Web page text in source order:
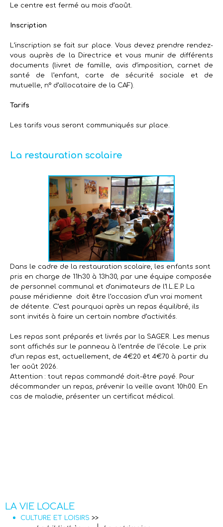
Le centre est fermé au mois d’août.
Inscription
L’inscription se fait sur place. Vous devez prendre rendez-
vous auprès de la Directrice et vous munir de différents
documents (livret de famille, avis d’imposition, carnet de
santé de l’enfant, carte de sécurité sociale et de
mutuelle, n° d’allocataire de la CAF).
Tarifs
Les tarifs vous seront communiqués sur place.
La restauration scolaire
Dans le cadre de la restauration scolaire, les enfants sont
pris en charge de 11h30 à 13h30, par une équipe composée
de personnel communal et d'animateurs de l’I.L.E.P. La
pause méridienne doit être l’occasion d’un vrai moment
de détente. C’est pourquoi après un repas équilibré, ils
sont invités à faire un certain nombre d’activités.
Les repas sont préparés et livrés par la SAGER. Les menus
sont affichés sur le panneau à l’entrée de l’école. Le prix
d’un repas est, actuellement, de 4€20 et 4€70 à partir du
1er août 2026.
Attention : tout repas commandé doit-être payé. Pour
décommander un repas, prévenir la veille avant 10h00. En
cas de maladie, présenter un certificat médical.
LA VIE LOCALE
CULTURE ET LOISIRS >>